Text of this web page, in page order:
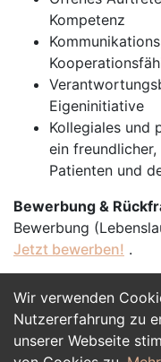
Wir verwenden
Nutzererfahrung zu
unserer Webseite
Kompetenz
Eigeninitiative
Kollegiales und
ein
Patienten und
Bewerbung &
Bewerbung
Jetzt bewerben! .